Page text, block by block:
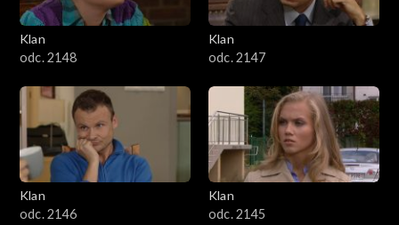
Klan
odc. 2148
Klan
odc. 2147
Klan
odc. 2146
Klan
odc. 2145